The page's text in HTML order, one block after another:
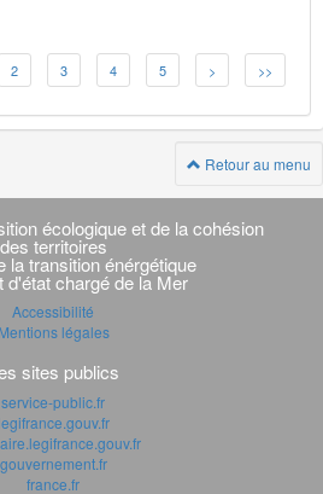
2 3 4 5 > >>
Retour au menu
écologique et de la cohésion
des territoires
la transition énérgétique
d'état chargé de la Mer
Accessibilité
Mentions légales
sites publics
service-public.fr
legifrance.gouv.fr
gouvernement.fr
france.fr